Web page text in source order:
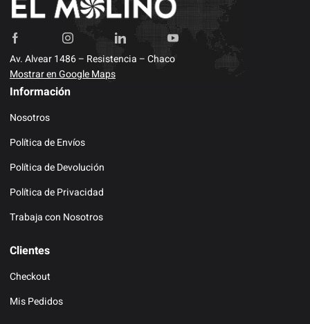
Av. Alvear 1486 – Resistencia – Chaco
Mostrar en Google Maps
Información
Nosotros
Política de Envíos
Política de Devolución
Política de Privacidad
Trabaja con Nosotros
Clientes
Checkout
Mis Pedidos